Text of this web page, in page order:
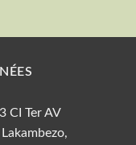
CI Ter AV